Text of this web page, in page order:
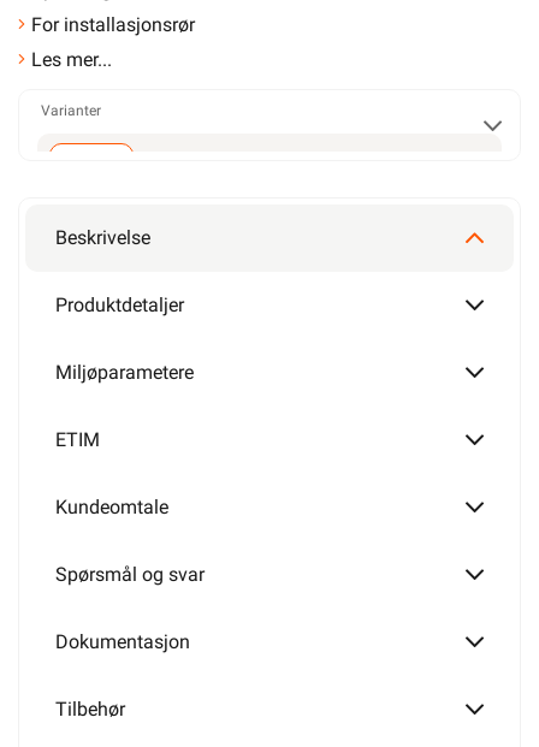
For installasjonsrør
Les mer...
Varianter
Beskrivelse
Produktdetaljer
Miljøparametere
ETIM
Kundeomtale
Spørsmål og svar
Dokumentasjon
Tilbehør